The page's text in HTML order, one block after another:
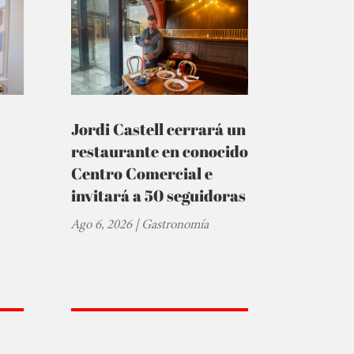
Jordi Castell cerrará un
restaurante en conocido
Centro Comercial e
invitará a 50 seguidoras
Ago 6, 2026|Gastronomía